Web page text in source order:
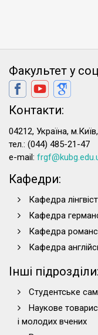
Факультет у
Контакти:
04212, Україна,
тел.: (044) 485-21-47
e-mail:
Кафедри:
Кафедра
Кафедра
Кафедра
Кафедра
Інші підрозділи:
Студентське
Наукове
і молодих вчених